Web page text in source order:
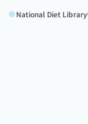
National Diet Library